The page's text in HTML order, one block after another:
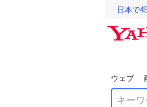
日本で
ウェブ